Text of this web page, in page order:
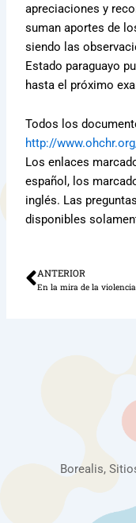
apreciaciones y
suman aportes de
siendo las
Estado paraguayo
hasta el próximo
Todos los
http://
Los enlaces
español, los
inglés. Las
disponibles
Ant
ANTERIOR
Borealis,